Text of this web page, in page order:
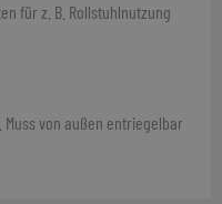
für z. B. Rollstuhlnutzung
von außen entriegelbar